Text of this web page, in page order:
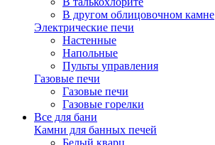
В другом облицовочном камне
Электрические печи
Настенные
Напольные
Пульты управления
Газовые печи
Газовые печи
Газовые горелки
Все для бани
Камни для банных печей
Белый кварц